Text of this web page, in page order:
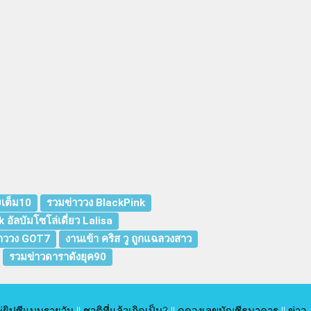
ต็ม10
รวมข่าววง BlackPink
อัลบัมโซโล่เดี่ยว Lalisa
วง GOT7
งานเข้า คริส วู ถูกแฉลวงสาว
รวมข่าวดาราดังยุค90